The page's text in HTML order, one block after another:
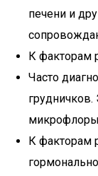
печени и
К факторам
Часто
грудничков.
К факторам